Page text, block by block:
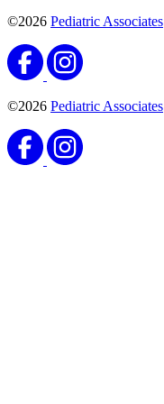
©2026 Pediatric Associates
©2026 Pediatric Associates